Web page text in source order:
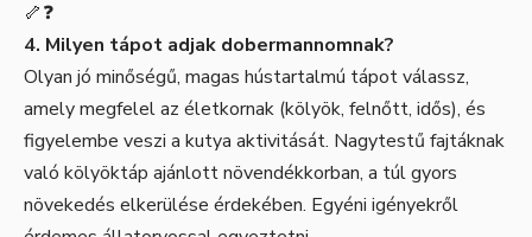
🦴❓
4. Milyen tápot adjak dobermannomnak?
Olyan jó minőségű, magas hústartalmú tápot válassz,
amely megfelel az életkornak (kölyök, felnőtt, idős), és
figyelembe veszi a kutya aktivitását. Nagytestű fajtáknak
való kölyöktáp ajánlott növendékkorban, a túl gyors
növekedés elkerülése érdekében. Egyéni igényekről